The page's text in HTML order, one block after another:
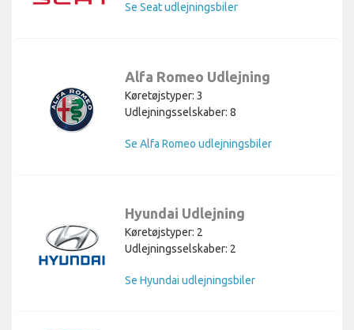
Se Seat udlejningsbiler
Alfa Romeo Udlejning
Køretøjstyper: 3
Udlejningsselskaber: 8
Se Alfa Romeo udlejningsbiler
Hyundai Udlejning
Køretøjstyper: 2
Udlejningsselskaber: 2
Se Hyundai udlejningsbiler